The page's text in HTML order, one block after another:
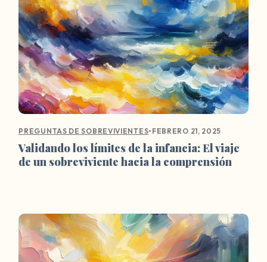
PREGUNTAS DE SOBREVIVIENTES• FEBRERO 21, 2025
Validando los límites de la infancia: El viaje
de un sobreviviente hacia la comprensión